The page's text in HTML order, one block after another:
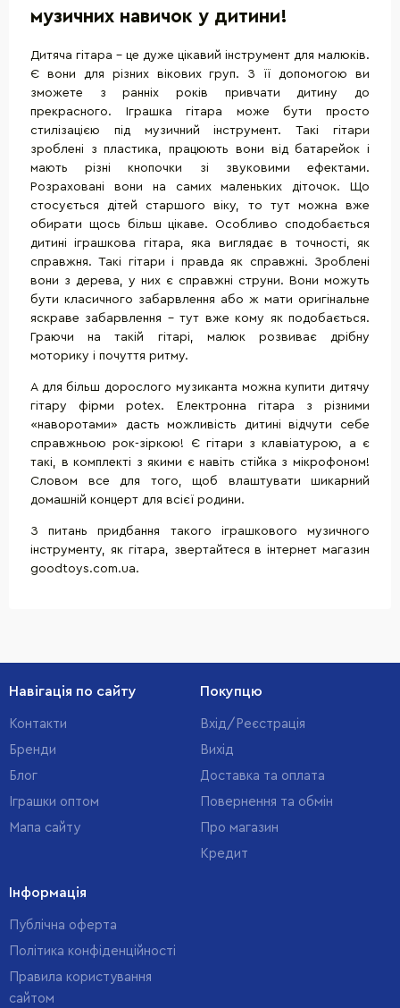
музичних навичок у дитини!
Дитяча гітара - це дуже цікавий інструмент для малюків.
Є вони для різних вікових груп. З її допомогою ви
зможете з ранніх років привчати дитину до
прекрасного. Іграшка гітара може бути просто
стилізацією під музичний інструмент. Такі гітари
зроблені з пластика, працюють вони від батарейок і
мають різні кнопочки зі звуковими ефектами.
Розраховані вони на самих маленьких діточок. Що
стосується дітей старшого віку, то тут можна вже
обирати щось більш цікаве. Особливо сподобається
дитині іграшкова гітара, яка виглядає в точності, як
справжня. Такі гітари і правда як справжні. Зроблені
вони з дерева, у них є справжні струни. Вони можуть
бути класичного забарвлення або ж мати оригінальне
яскраве забарвлення - тут вже кому як подобається.
Граючи на такій гітарі, малюк розвиває дрібну
моторику і почуття ритму.
А для більш дорослого музиканта можна купити дитячу
гітару фірми potex. Електронна гітара з різними
«наворотами» дасть можливість дитині відчути себе
справжньою рок-зіркою! Є гітари з клавіатурою, а є
такі, в комплекті з якими є навіть стійка з мікрофоном!
Словом все для того, щоб влаштувати шикарний
домашній концерт для всієї родини.
З питань придбання такого іграшкового музичного
інструменту, як гітара, звертайтеся в інтернет магазин
goodtoys.com.ua.
Навігація по сайту
Контакти
Бренди
Блог
Іграшки оптом
Мапа сайту
Покупцю
Вхід/Реєстрація
Вихід
Доставка та оплата
Повернення та обмін
Про магазин
Кредит
Інформація
Публічна оферта
Політика конфіденційності
Правила користування
сайтом